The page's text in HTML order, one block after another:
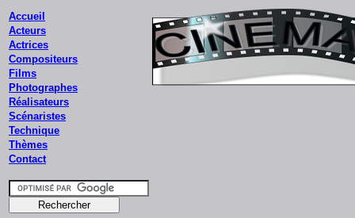
Accueil
Acteurs
Actrices
Compositeurs
Films
Photographes
Réalisateurs
Scénaristes
Technique
Thèmes
Contact